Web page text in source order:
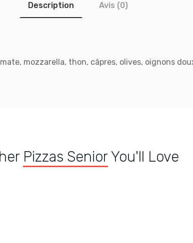
Description Avis (0)
mozzarella, thon, câpres, olives, oignons
Pizzas SeniorYou'll Love